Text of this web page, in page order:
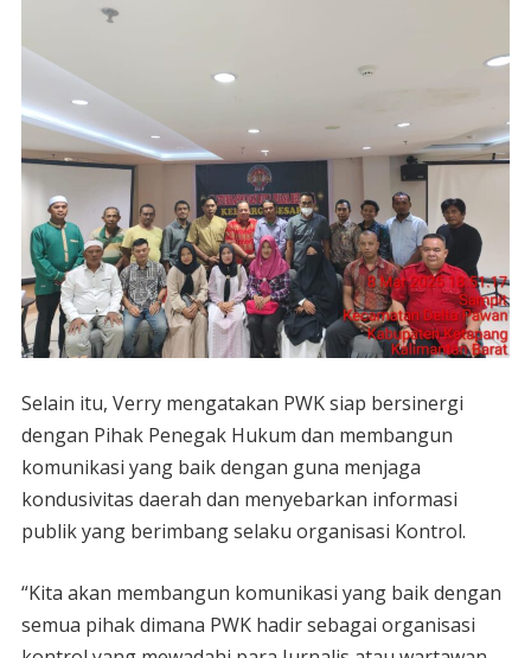
Selain itu, Verry mengatakan PWK siap bersinergi
dengan Pihak Penegak Hukum dan membangun
komunikasi yang baik dengan guna menjaga
kondusivitas daerah dan menyebarkan informasi
publik yang berimbang selaku organisasi Kontrol.
“Kita akan membangun komunikasi yang baik dengan
semua pihak dimana PWK hadir sebagai organisasi